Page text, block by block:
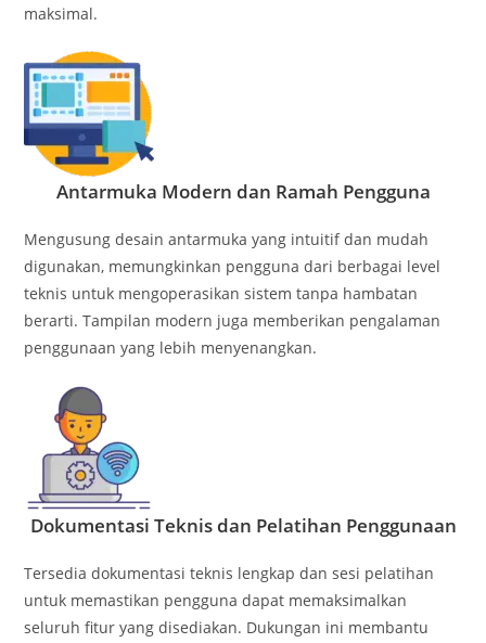
maksimal.
Antarmuka Modern dan Ramah Pengguna
Mengusung desain antarmuka yang intuitif dan mudah
digunakan, memungkinkan pengguna dari berbagai level
teknis untuk mengoperasikan sistem tanpa hambatan
berarti. Tampilan modern juga memberikan pengalaman
penggunaan yang lebih menyenangkan.
Dokumentasi Teknis dan Pelatihan Penggunaan
Tersedia dokumentasi teknis lengkap dan sesi pelatihan
untuk memastikan pengguna dapat memaksimalkan
seluruh fitur yang disediakan. Dukungan ini membantu